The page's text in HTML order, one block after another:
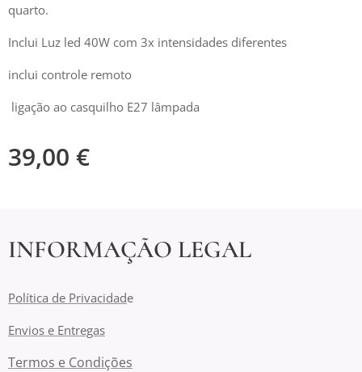
quarto.
Inclui Luz led 40W com 3x intensidades diferentes
inclui controle remoto
ligação ao casquilho E27 lâmpada
39,00 €
INFORMAÇÃO LEGAL
Política de Privacidade
Envios e Entregas
Termos e Condições